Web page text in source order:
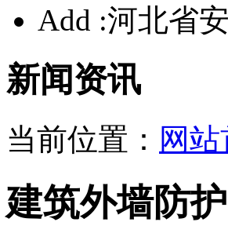
Add :河北省
新闻资讯
当前位置： 网
建筑外墙防